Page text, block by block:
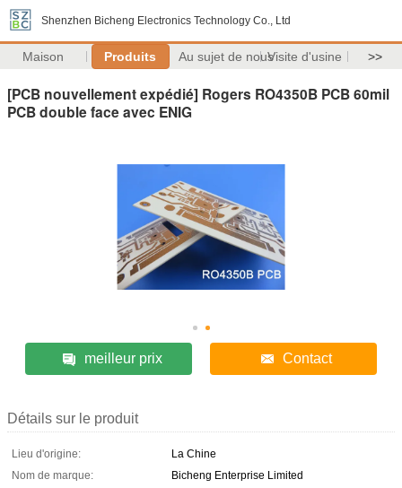
Shenzhen Bicheng Electronics Technology Co., Ltd
Maison Produits Au sujet de nousVisite d'usine >>
[PCB nouvellement expédié] Rogers RO4350B PCB 60mil
PCB double face avec ENIG
meilleur prix Contact
Détails sur le produit
Lieu d'origine:
La Chine
Nom de marque:
Bicheng Enterprise Limited